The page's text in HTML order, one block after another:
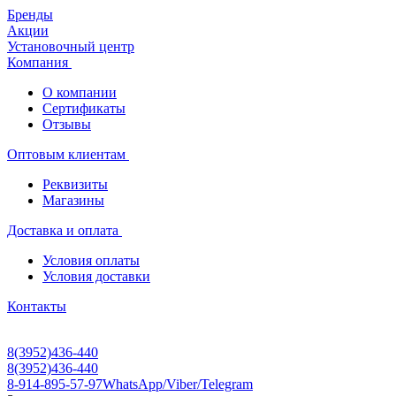
Бренды
Акции
Установочный центр
Компания
О компании
Сертификаты
Отзывы
Оптовым клиентам
Реквизиты
Магазины
Доставка и оплата
Условия оплаты
Условия доставки
Контакты
8(3952)436-440
8(3952)436-440
8-914-895-57-97WhatsApp/Viber/Telegram